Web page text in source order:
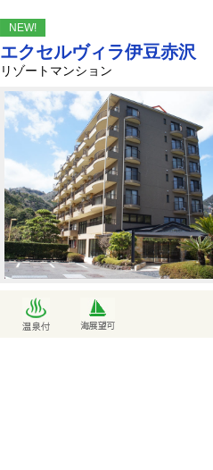
NEW!
エクセルヴィラ伊豆赤
リゾートマンション